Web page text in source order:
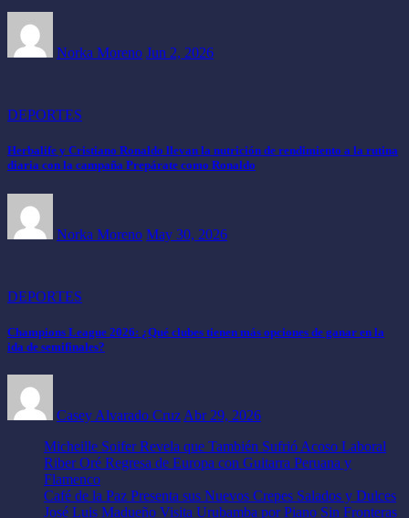
Norka Moreno Jun 2, 2026
DEPORTES
Herbalife y Cristiano Ronaldo llevan la nutrición de rendimiento a la rutina
diaria con la campaña Prepárate como Ronaldo
Norka Moreno May 30, 2026
DEPORTES
Champions League 2026: ¿Qué clubes tienen más opciones de ganar en la
ida de semifinales?
Casey Alvarado Cruz Abr 29, 2026
Micheille Soifer Revela que También Sufrió Acoso Laboral
Riber Oré Regresa de Europa con Guitarra Peruana y
Flamenco
Café de la Paz Presenta sus Nuevos Crepes Salados y Dulces
José Luis Madueño Visita Urubamba por Piano Sin Fronteras